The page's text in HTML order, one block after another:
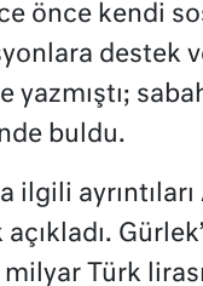
önce kendi
destek
yazmıştı;
buldu.
ilgili ayrıntıları
açıkladı.
Türk